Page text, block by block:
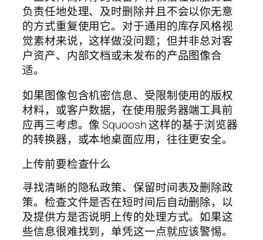
负责任地处理、及时删除并且不会以你无意
的方式重复使用它。对于通用的库存风格视
觉素材来说，这样做没问题；但并非总对客
户资产、内部文档或未发布的产品图像合
适。
如果图像包含机密信息、受限制使用的版权
材料，或客户数据，在使用服务器端工具前
应再三考虑。像 Squoosh 这样的基于浏览器
的转换器，或本地桌面应用，往往更安全。
上传前要检查什么
寻找清晰的隐私政策、保留时间表及删除政
策。检查文件是否在短时间后自动删除，以
及提供方是否说明上传的处理方式。如果这
些信息很难找到，单凭这一点就应该警惕。